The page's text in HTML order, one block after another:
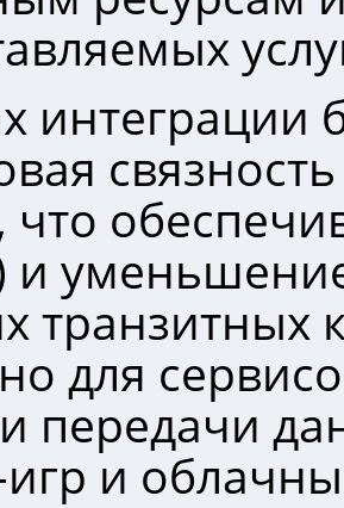
интеграции
и
транзитных
для
передачи
и